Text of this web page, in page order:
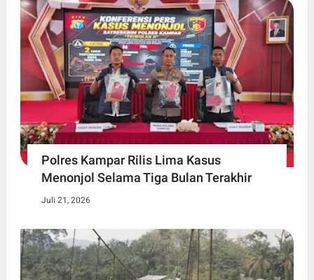
Polres Kampar Rilis Lima Kasus
Menonjol Selama Tiga Bulan Terakhir
Juli 21, 2026